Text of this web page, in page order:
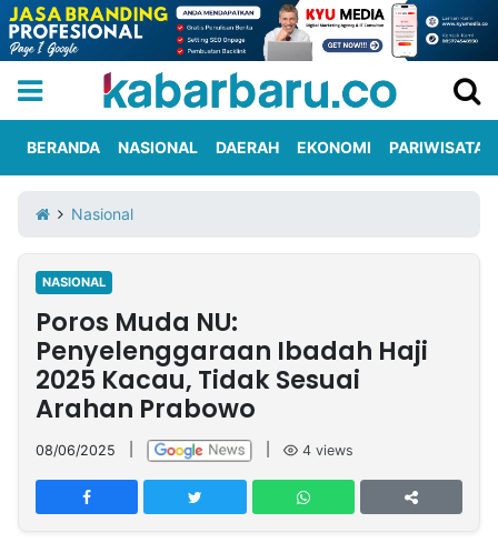
Iklan
Berita
Kami
Nasional
International
Olahraga
Entertainment
Daerah
Pariwisata
Kuliner
Kolom
Network
PT
TREETAN
MULTIMEDIA
INDONESIA
BERANDA NASIONAL DAERAH EKONOMI PARIWISATA
Nasional
NASIONAL
Poros Muda NU:
Penyelenggaraan Ibadah Haji
2025 Kacau, Tidak Sesuai
Arahan Prabowo
08/06/2025 4 views